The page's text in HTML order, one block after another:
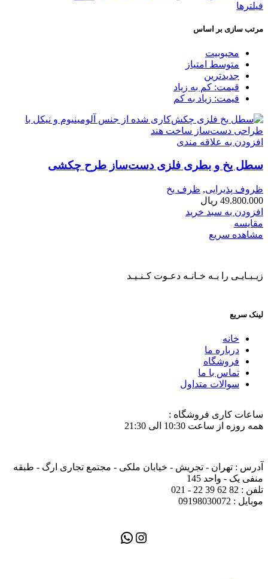
فیلترها
مرتب سازی بر اساس
محبوبیت
متوسط امتیاز
جدیدترین
قیمت: کم به زیاد
قیمت: زیاد به کم
افزودن به علاقه مندی
سطل یخ و بطری فلزی دست‌ساز طرح چکشی
ظروف پذیرایی, ظرف یخ
49.800.000 ریال
افزودن به سبد خرید
مقایسه
مشاهده سریع
زیـبـایـی را بـه خـانـه دعـوت کـنـیـد
لینک سریع
خانه
درباره ما
فروشگاه
تماس با ما
سوالات متداول
ساعات کاری فروشگاه :
همه روزه از ساعت 10:30 الی 21:30
آدرس : تهران - تجریش - خیابان ملکی - مجتمع تجاری ارگ - طبقه
منفی یک - واحد 145
تلفن : 82 62 39 22 - 021
موبایل : 09198030072